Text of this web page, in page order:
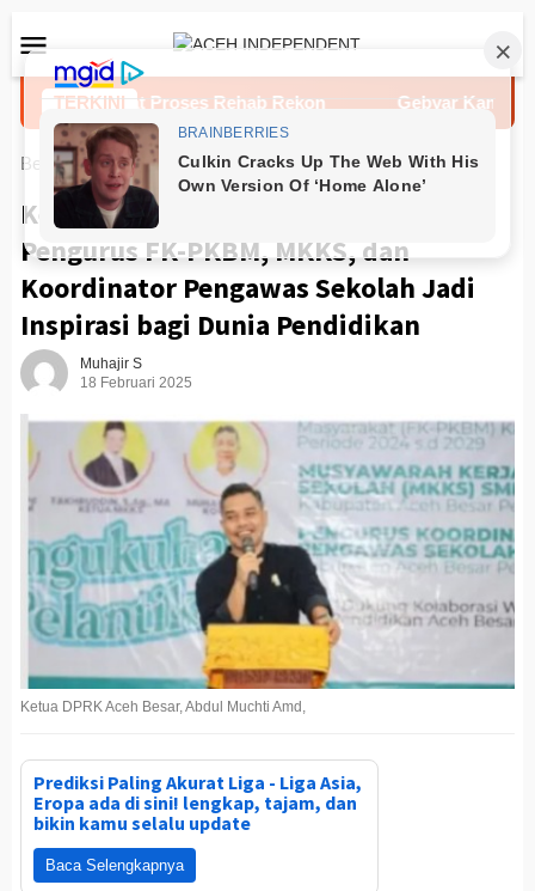
ke
kontenMobile
TERKINI
Percepat Proses Rehab Rekon Gebyar Kampung
Beranda PARLEMENTARIA
Ketua DPRK Aceh Besar Harap
Pengurus FK-PKBM, MKKS, dan
Koordinator Pengawas Sekolah Jadi
Inspirasi bagi Dunia Pendidikan
Muhajir S
18 Februari 2025
Ketua DPRK Aceh Besar, Abdul Muchti Amd,
Prediksi Paling Akurat Liga - Liga Asia,
Eropa ada di sini! lengkap, tajam, dan
bikin kamu selalu update
Baca Selengkapnya